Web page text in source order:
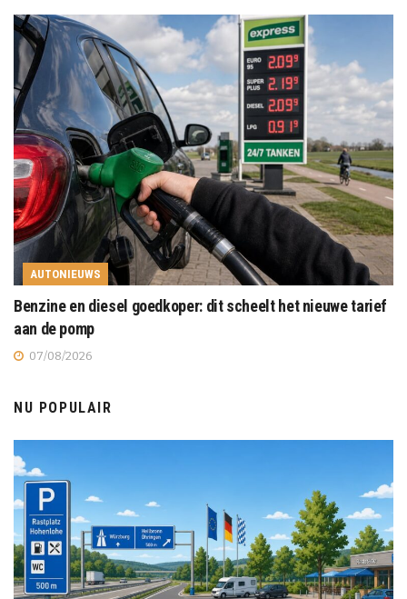
AUTONIEUWS
Benzine en diesel goedkoper: dit scheelt het nieuwe tarief
aan de pomp
07/08/2026
NU POPULAIR